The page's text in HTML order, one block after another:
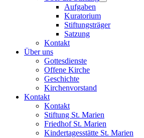
Aufgaben
Kuratorium
Stiftungsträger
Satzung
Kontakt
Über uns
Gottesdienste
Offene Kirche
Geschichte
Kirchenvorstand
Kontakt
Kontakt
Stiftung St. Marien
Friedhof St. Marien
Kindertagesstätte St. Marien